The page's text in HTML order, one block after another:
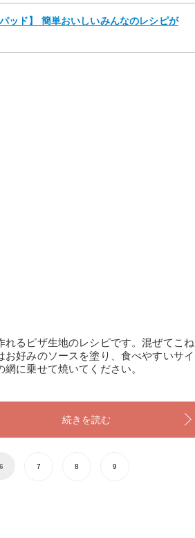
ッド】 簡単おいしいみんなのレシピが
るピザ生地のレシピです。混ぜてこね
好みのソースを塗り、食べやすいサイ
に乗せて焼いてください。
続きを読む
6 7 8 9